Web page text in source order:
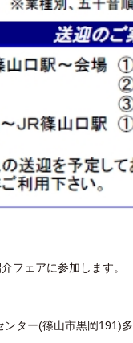
フェアに参加します。
ター(篠山市黒岡191)